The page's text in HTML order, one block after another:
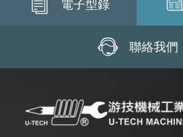
電子型錄
聯絡我們